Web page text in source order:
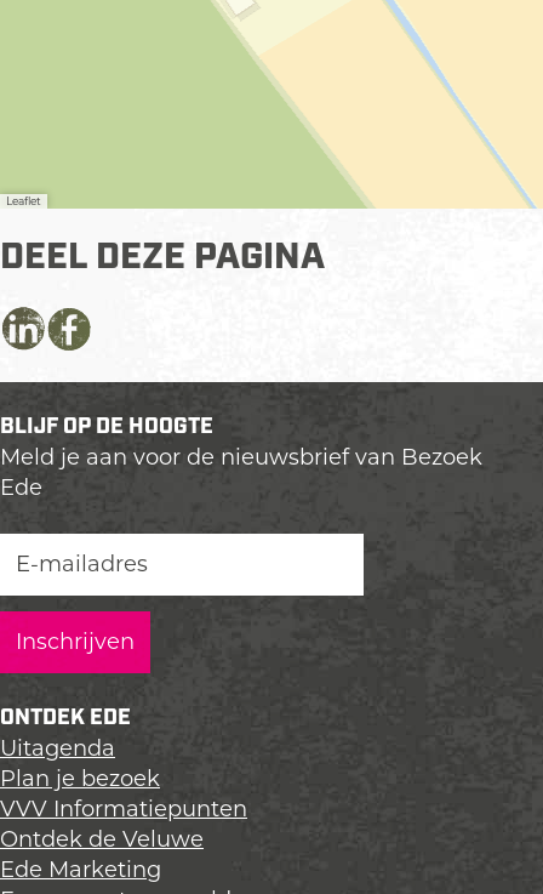
Leaflet
DEEL DEZE PAGINA
D
l
d
e
e
a
g
i
n
a
o
p
L
i
n
D
l
d
e
a
g
i
n
o
p
F
a
c
l
d
e
a
g
i
n
o
p
X
BLIJF OP DE HOOGTE
Meld je aan voor de nieuwsbrief van Bezoek
Ede
ONTDEK EDE
Uitagenda
Plan je bezoek
VVV Informatiepunten
Ontdek de Veluwe
Ede Marketing